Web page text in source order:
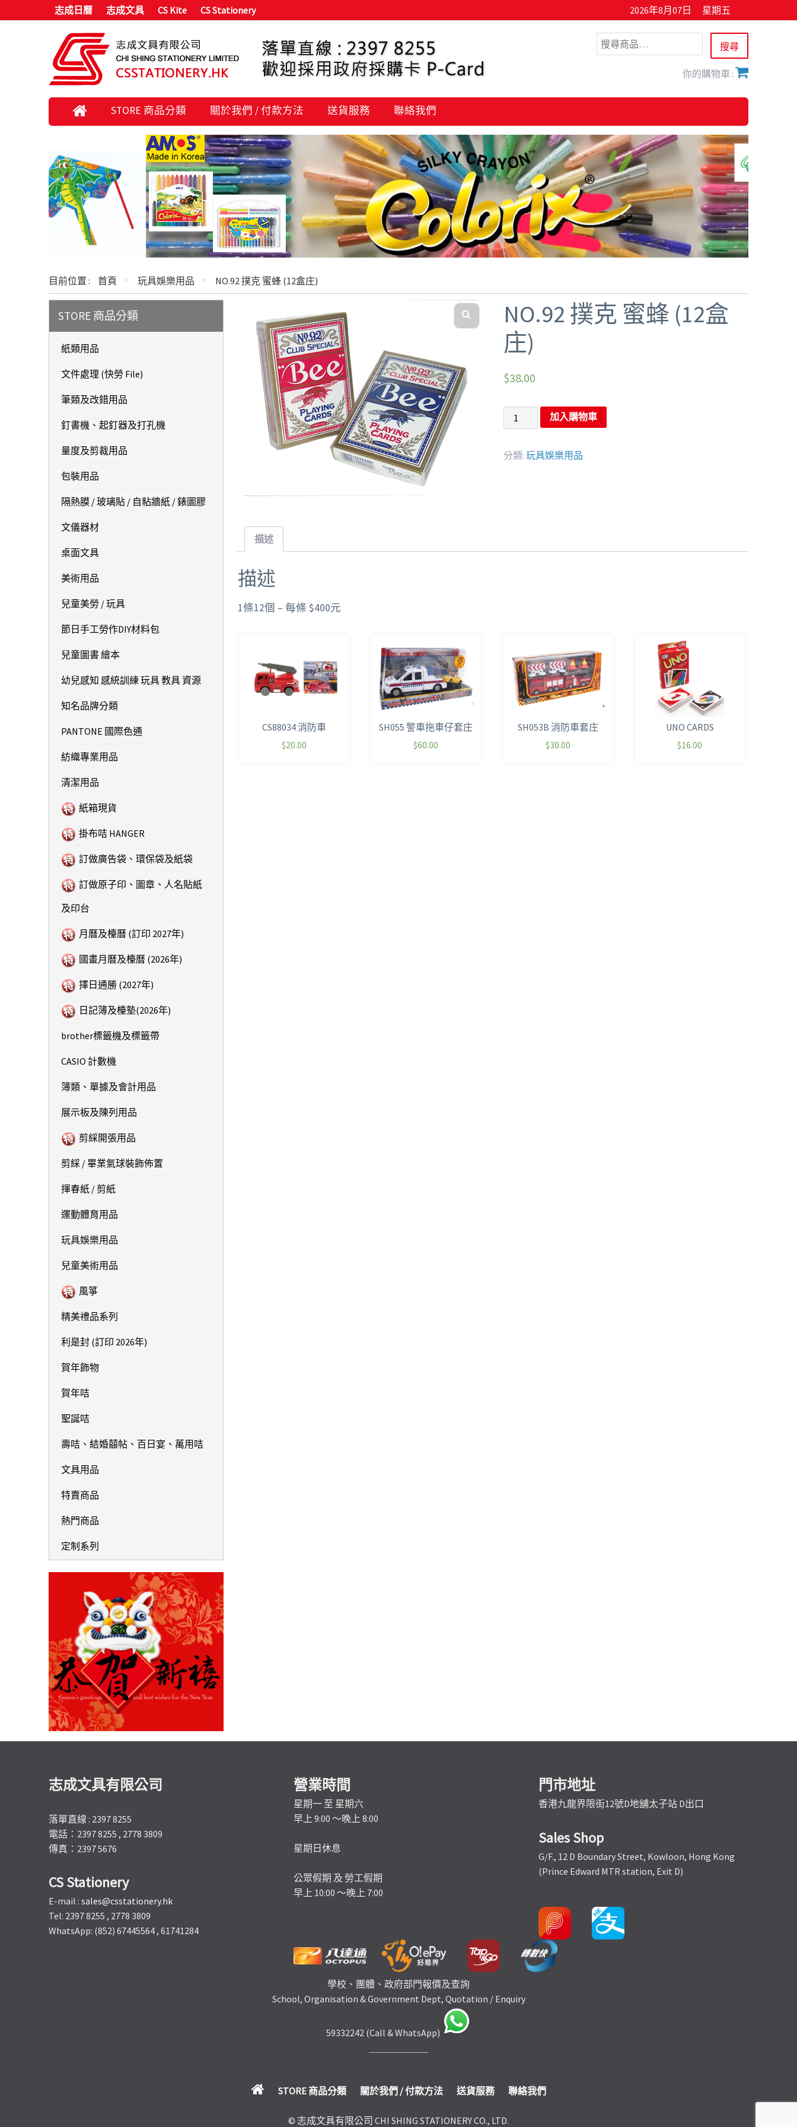
志成日曆 志成文具 CS Kite CS Stationery 2026年8月07日 星期五
你的購物車 :
STORE 商品分類 關於我們 / 付款方法 送貨服務 聯絡我們
目前位置 : 首頁 玩具娛樂用品 NO.92 撲克 蜜蜂 (12盒庄)
NO.92 撲克 蜜蜂 (12盒
庄)
$38.00
加入購物車
分類: 玩具娛樂用品
描述
描述
1條12個 – 每條 $400元
CS88034 消防車
$20.00
SH055 警車拖車仔套庄
$60.00
SH053B 消防車套庄
$30.00
UNO CARDS
$16.00
STORE 商品分類
紙類用品
文件處理 (快勞 File)
筆類及改錯用品
釘書機、起釘器及打孔機
量度及剪裁用品
包裝用品
隔熱膜 / 玻璃貼 / 自粘牆紙 / 錶圖膠
文儀器材
桌面文具
美術用品
兒童美勞 / 玩具
節日手工勞作DIY材料包
兒童圖書 繪本
幼兒感知 感統訓練 玩具 教具 資源
知名品牌分類
PANTONE 國際色通
紡織專業用品
清潔用品
紙箱現貨
掛布咭 HANGER
訂做廣告袋、環保袋及紙袋
訂做原子印、圖章、人名貼紙
及印台
月曆及檯曆 (訂印 2027年)
國畫月曆及檯曆 (2026年)
擇日通勝 (2027年)
日記簿及檯墊(2026年)
brother標籤機及標籤帶
CASIO 計數機
簿類、單據及會計用品
展示板及陳列用品
剪綵開張用品
剪綵 / 畢業氣球裝飾佈置
揮春紙 / 剪紙
運動體育用品
玩具娛樂用品
兒童美術用品
風箏
精美禮品系列
利是封 (訂印 2026年)
賀年飾物
賀年咭
聖誕咭
壽咭、結婚囍帖、百日宴、萬用咭
文具用品
特賣商品
熱門商品
定制系列
志成文具有限公司
落單直線 : 2397 8255
電話：2397 8255 , 2778 3809
傳真：2397 5676
CS Stationery
E-mail : sales@csstationery.hk
Tel: 2397 8255 , 2778 3809
WhatsApp: (852) 67445564 , 61741284
營業時間
星期一 至 星期六
早上 9:00 ～晚上 8:00
星期日休息
公眾假期 及 勞工假期
早上 10:00 ～晚上 7:00
門市地址
香港九龍界限街12號D地舖太子站 D出口
Sales Shop
G/F., 12 D Boundary Street, Kowloon, Hong Kong
(Prince Edward MTR station, Exit D)
學校、團體、政府部門報價及查詢
School, Organisation & Government Dept, Quotation / Enquiry
59332242 (Call & WhatsApp)
STORE 商品分類 關於我們 / 付款方法 送貨服務 聯絡我們
© 志成文具有限公司 CHI SHING STATIONERY CO., LTD.